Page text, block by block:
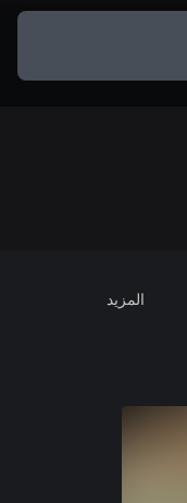
المزيد